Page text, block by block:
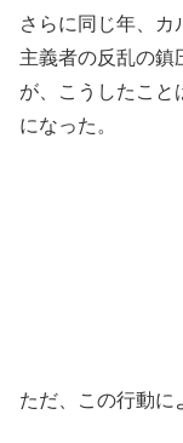
さらに同じ年、カ
主義者の反乱の鎮
が、こうしたこと
になった。
ただ、この行動に